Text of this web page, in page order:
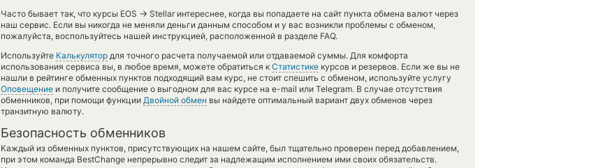
Часто бывает так, что курсы EOS → Stellar интереснее, когда вы попадаете на сайт пункта обмена валют через
наш сервис. Если вы никогда не меняли деньги данным способом и у вас возникли проблемы с обменом,
пожалуйста, воспользуйтесь нашей инструкцией, расположенной в разделе FAQ.
Используйте Калькулятор для точного расчета получаемой или отдаваемой суммы. Для комфорта
использования сервиса вы, в любое время, можете обратиться к Статистике курсов и резервов. Если же вы не
нашли в рейтинге обменных пунктов подходящий вам курс, не стоит спешить с обменом, используйте услугу
Оповещение и получите сообщение о выгодном для вас курсе на e-mail или Telegram. В случае отсутствия
обменников, при помощи функции Двойной обмен вы найдете оптимальный вариант двух обменов через
транзитную валюту.
Безопасность обменников
Каждый из обменных пунктов, присутствующих на нашем сайте, был тщательно проверен перед добавлением,
при этом команда BestChange непрерывно следит за надлежащим исполнением ими своих обязательств.